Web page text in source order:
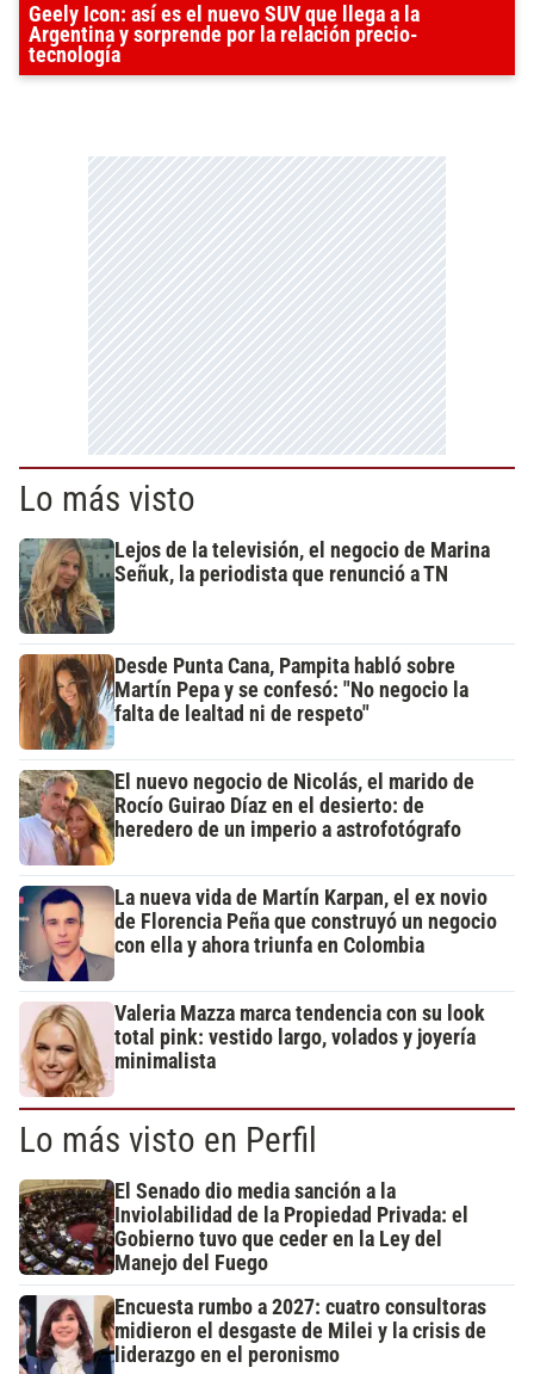
Geely Icon: así es el nuevo SUV que llega a la
Argentina y sorprende por la relación precio-
tecnología
Lo más visto
Lejos de la televisión, el negocio de Marina
Señuk, la periodista que renunció a TN
Desde Punta Cana, Pampita habló sobre
Martín Pepa y se confesó: "No negocio la
falta de lealtad ni de respeto"
El nuevo negocio de Nicolás, el marido de
Rocío Guirao Díaz en el desierto: de
heredero de un imperio a astrofotógrafo
La nueva vida de Martín Karpan, el ex novio
de Florencia Peña que construyó un negocio
con ella y ahora triunfa en Colombia
Valeria Mazza marca tendencia con su look
total pink: vestido largo, volados y joyería
minimalista
Lo más visto en Perfil
El Senado dio media sanción a la
Inviolabilidad de la Propiedad Privada: el
Gobierno tuvo que ceder en la Ley del
Manejo del Fuego
Encuesta rumbo a 2027: cuatro consultoras
midieron el desgaste de Milei y la crisis de
liderazgo en el peronismo